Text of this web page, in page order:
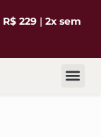
R$ 229 | 2x sem